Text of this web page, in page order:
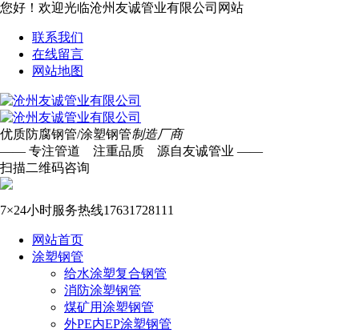
您好！欢迎光临沧州友诚管业有限公司网站
联系我们
在线留言
网站地图
优质防腐钢管/涂塑钢管制造厂商
—— 专注管道 注重品质 源自友诚管业 ——
扫描二维码咨询
7×24小时服务热线17631728111
网站首页
涂塑钢管
给水涂塑复合钢管
消防涂塑钢管
煤矿用涂塑钢管
外PE内EP涂塑钢管